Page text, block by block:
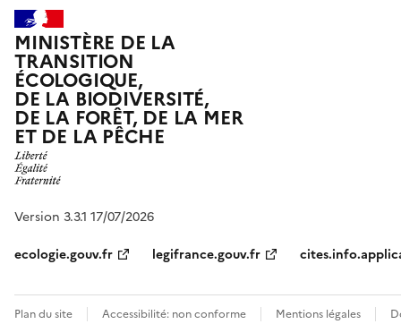
MINISTÈRE DE LA
TRANSITION
ÉCOLOGIQUE,
DE LA BIODIVERSITÉ,
DE LA FORÊT, DE LA MER
ET DE LA PÊCHE
Version 3.3.1 17/07/2026
ecologie.gouv.fr
legifrance.gouv.fr
Plan du site Accessibilité: non conforme Mentions légales